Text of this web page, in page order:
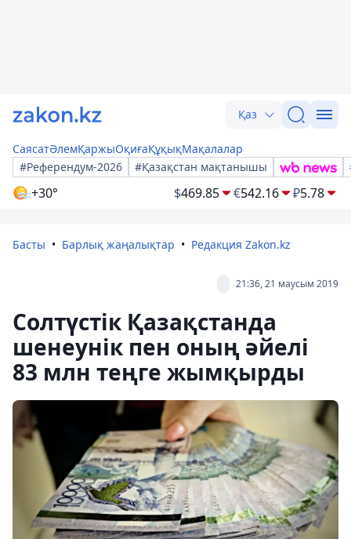
Қаз
СаясатӘлемҚаржыОқиғаҚұқықМақалалар
#Референдум-2026
#Қазақстан мақтанышы
+30° $469.85 €542.16 ₽5.78
Басты Барлық жаңалықтар Редакция Zakon.kz
21:36, 21 маусым 2019
Солтүстік Қазақстанда
шенеунік пен оның әйелі
83 млн теңге жымқырды